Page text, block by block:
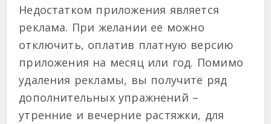
Недостатком приложения является
реклама. При желании ее можно
отключить, оплатив платную версию
приложения на месяц или год. Помимо
удаления рекламы, вы получите ряд
дополнительных упражнений –
утренние и вечерние растяжки, для